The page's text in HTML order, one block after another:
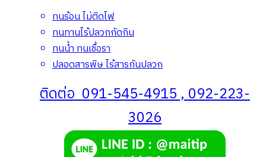
ทนร้อน ไม่ติดไฟ
ทนทานไร้ปลวกกัดกิน
ทนน้ำ ทนเชื้อรา
ปลอดสารพิษ ไร้สารกันปลวก
ติดต่อ 091-545-4915 , 092-223-
3026